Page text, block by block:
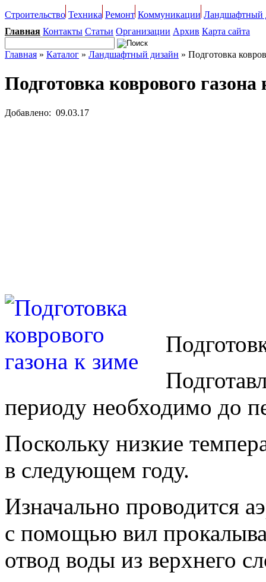
Строительство Техника Ремонт Коммуникации Ландшафтный
Главная Контакты Статьи Организации Архив Карта сайта
Главная » Каталог » Ландшафтный дизайн » Подготовка
Подготовка коврового газона
Добавлено: 09.03.17
периоду необходимо до
Поскольку низкие
в следующем году.
Изначально проводится
с помощью вил
отвод воды из верхнего